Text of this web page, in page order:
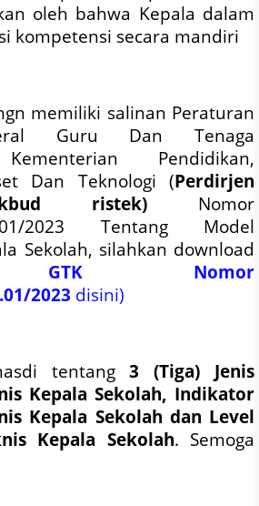
oleh bahwa Kepala dalam
kompetensi secara mandiri
memiliki salinan Peraturan
Guru Dan Tenaga
Pendidikan,
Dan Teknologi (Perdirjen
ristek) Nomor
2023 Tentang Model
Sekolah, silahkan download
GTK Nomor
2023 disini)
tentang3 (Tiga) Jenis
Kepala Sekolah, Indikator
Kepala Sekolah dan Level
Kepala Sekolah. Semoga